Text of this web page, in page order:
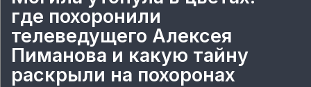
где похоронили
телеведущего Алексея
Пиманова и какую тайну
раскрыли на похоронах